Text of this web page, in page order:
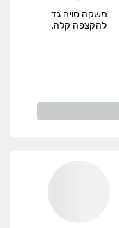
משקה סויה גד
להקצפה קלה,